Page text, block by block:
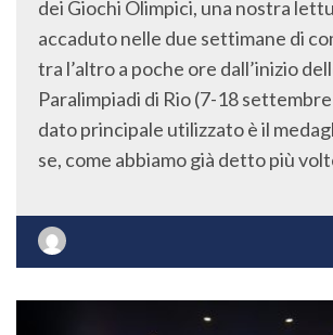
dei Giochi Olimpici, una nostra
accaduto nelle due settimane di
tra l’altro a poche ore dall’inizio
Paralimpiadi di Rio (7-18
dato principale utilizzato è il
se, come abbiamo già detto più